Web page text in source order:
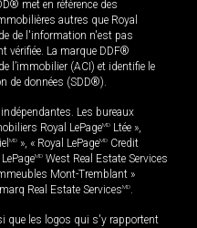
met en référence des
autres que Royal
de l'information n'est pas
vérifiée. La marque DDF®
l’immobilier (ACI) et identifie le
de données (SDD®).
Les bureaux
Royal LePageMD Ltée »,
MD », « Royal LePageMD Credit
MD West Real Estate Services
Mont-Tremblant »
Real Estate ServicesMD.
que les logos qui s'y rapportent